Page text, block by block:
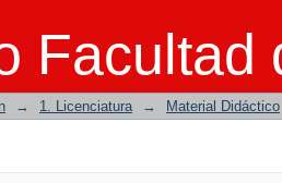
Facultad
→ 1. Licenciatura → Material Didáctico